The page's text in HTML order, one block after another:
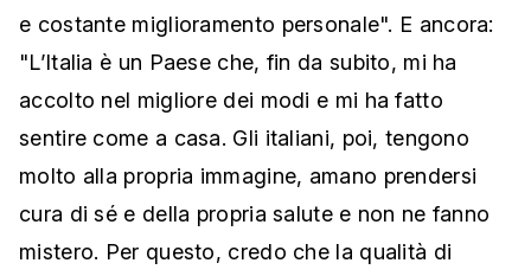
e costante miglioramento personale". E ancora:
"L’Italia è un Paese che, fin da subito, mi ha
accolto nel migliore dei modi e mi ha fatto
sentire come a casa. Gli italiani, poi, tengono
molto alla propria immagine, amano prendersi
cura di sé e della propria salute e non ne fanno
mistero. Per questo, credo che la qualità di